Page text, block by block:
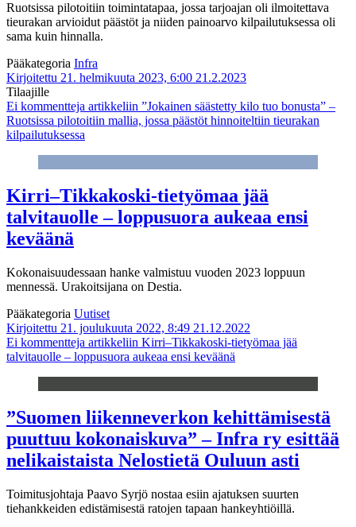
Ruotsissa pilotoitiin toimintatapaa, jossa tarjoajan oli ilmoitettava
tieurakan arvioidut päästöt ja niiden painoarvo kilpailutuksessa oli
sama kuin hinnalla.
Pääkategoria Infra
Kirjoitettu 21. helmikuuta 2023, 6:00 21.2.2023
Tilaajille
Ei kommentteja artikkeliin ”Jokainen säästetty kilo tuo bonusta” –
Ruotsissa pilotoitiin mallia, jossa päästöt hinnoiteltiin tieurakan
kilpailutuksessa
Kirri–Tikkakoski-tietyömaa jää
talvitauolle – loppusuora aukeaa ensi
keväänä
Kokonaisuudessaan hanke valmistuu vuoden 2023 loppuun
mennessä. Urakoitsijana on Destia.
Pääkategoria Uutiset
Kirjoitettu 21. joulukuuta 2022, 8:49 21.12.2022
Ei kommentteja artikkeliin Kirri–Tikkakoski-tietyömaa jää
talvitauolle – loppusuora aukeaa ensi keväänä
”Suomen liikenneverkon kehittämisestä
puuttuu kokonaiskuva” – Infra ry esittää
nelikaistaista Nelostietä Ouluun asti
Toimitusjohtaja Paavo Syrjö nostaa esiin ajatuksen suurten
tiehankkeiden edistämisestä ratojen tapaan hankeyhtiöillä.